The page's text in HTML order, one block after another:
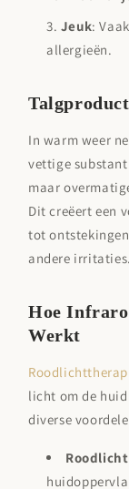
Jeuk:
allergieën.
In warm weer
vettige
maar
Dit creëert een
tot
andere irritaties.
Hoe
Werkt
licht om de
diverse